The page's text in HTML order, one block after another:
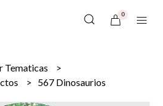
0
Tematicas
567 Dinosaurios